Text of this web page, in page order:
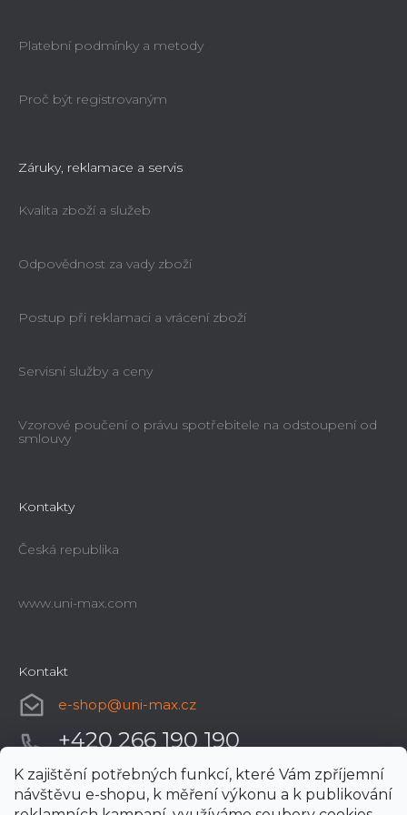
K zajištění potřebných funkcí, které Vám zpříjemní
návštěvu e-shopu, k měření výkonu a k publikování
Platební podmínky a metody
Proč být registrovaným
Záruky, reklamace a servis
Kvalita zboží a služeb
Odpovědnost za vady zboží
Postup při reklamaci a vrácení zboží
Servisní služby a ceny
Vzorové poučení o právu spotřebitele na odstoupení od
smlouvy
Kontakty
Česká republika
www.uni-max.com
Kontakt
e-shop@uni-max.cz
+420 266 190 190